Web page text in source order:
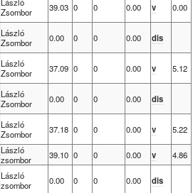
Zsombor
39.03 0 0 0.00 v
0.00
László
Zsombor
0.00 0 0 0.00
dis
László
Zsombor
37.09 0 0 0.00 v
5.12
László
Zsombor
0.00 0 0 0.00
dis
László
Zsombor
37.18 0 0 0.00 v
5.22
László
zsombor
39.10 0 0 0.00 v
4.86
László
zsombor
0.00 0 0 0.00
dis